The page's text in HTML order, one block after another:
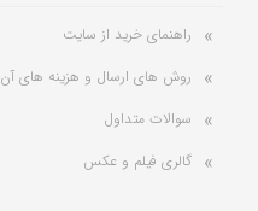
راهنمای خرید از سایت
روش های ارسال و هزینه های آن
سوالات متداول
گالری فیلم و عکس